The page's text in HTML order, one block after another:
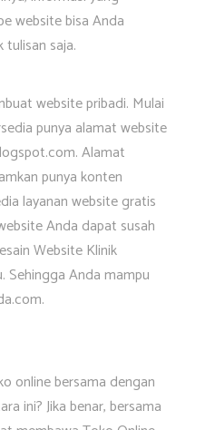
website bisa Anda
saja.
website pribadi. Mulai
punya alamat website
Alamat
punya konten
layanan website gratis
Anda dapat susah
Website Klinik
Sehingga Anda mampu
online bersama dengan
ini? Jika benar, bersama